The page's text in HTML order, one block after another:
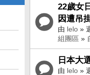
22歲女
因遭吊
由 lelo »
組團區 »
日本大
由 lelo »